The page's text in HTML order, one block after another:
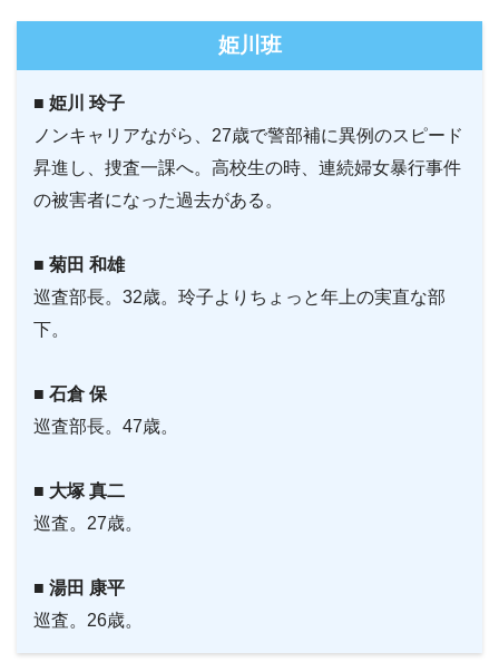
姫川班
■ 姫川 玲子
ノンキャリアながら、27歳で警部補に異例のスピード
昇進し、捜査一課へ。高校生の時、連続婦女暴行事件
の被害者になった過去がある。
■ 菊田 和雄
巡査部長。32歳。玲子よりちょっと年上の実直な部
下。
■ 石倉 保
巡査部長。47歳。
■ 大塚 真二
巡査。27歳。
■ 湯田 康平
巡査。26歳。